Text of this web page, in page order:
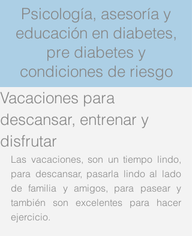
Psicología, asesoría y
educación en diabetes,
pre diabetes y
condiciones de riesgo
Vacaciones para
descansar, entrenar y
disfrutar
Las vacaciones, son un tiempo lindo,
para descansar, pasarla lindo al lado
de familia y amigos, para pasear y
también son excelentes para hacer
ejercicio.